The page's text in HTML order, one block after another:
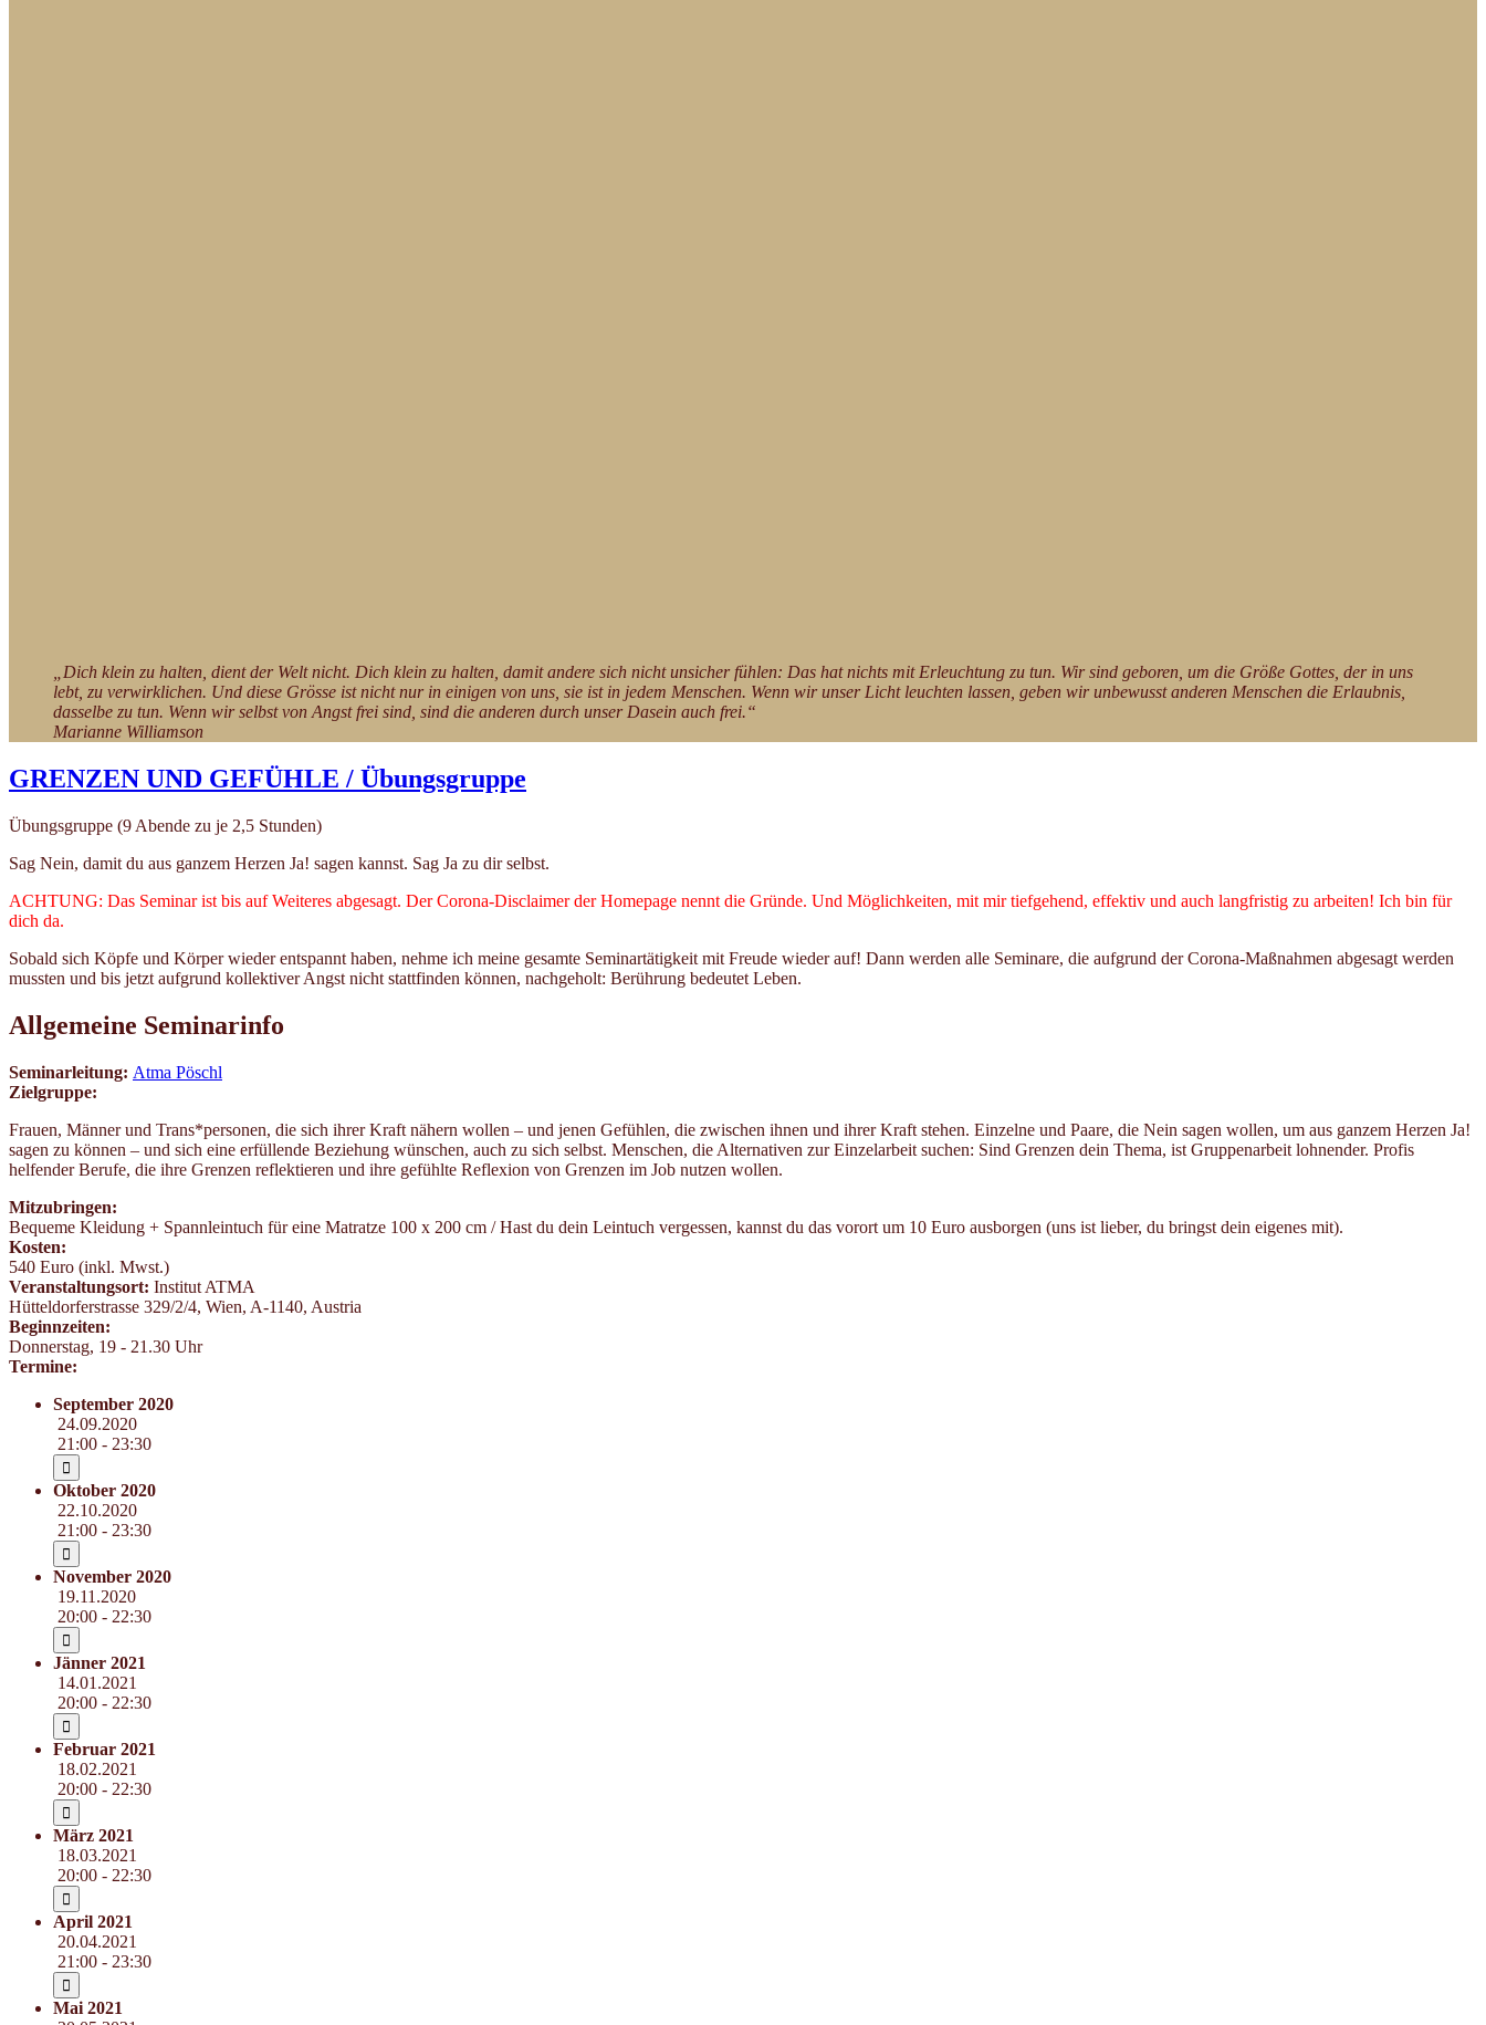
„Dich klein zu halten, dient der Welt nicht. Dich klein zu halten, damit andere sich nicht unsicher fühlen: Das hat nichts mit Erleuchtung zu tun. Wir sind geboren, um die Größe Gottes, der in uns
lebt, zu verwirklichen. Und diese Grösse ist nicht nur in einigen von uns, sie ist in jedem Menschen. Wenn wir unser Licht leuchten lassen, geben wir unbewusst anderen Menschen die Erlaubnis,
dasselbe zu tun. Wenn wir selbst von Angst frei sind, sind die anderen durch unser Dasein auch frei.“
Marianne Williamson
GRENZEN UND GEFÜHLE / Übungsgruppe
Übungsgruppe (9 Abende zu je 2,5 Stunden)
Sag Nein, damit du aus ganzem Herzen Ja! sagen kannst. Sag Ja zu dir selbst.
ACHTUNG: Das Seminar ist bis auf Weiteres abgesagt. Der Corona-Disclaimer der Homepage nennt die Gründe. Und Möglichkeiten, mit mir tiefgehend, effektiv und auch langfristig zu arbeiten! Ich bin für
dich da.
Sobald sich Köpfe und Körper wieder entspannt haben, nehme ich meine gesamte Seminartätigkeit mit Freude wieder auf! Dann werden alle Seminare, die aufgrund der Corona-Maßnahmen abgesagt werden
mussten und bis jetzt aufgrund kollektiver Angst nicht stattfinden können, nachgeholt: Berührung bedeutet Leben.
Allgemeine Seminarinfo
Seminarleitung: Atma Pöschl
Zielgruppe:
Frauen, Männer und Trans*personen, die sich ihrer Kraft nähern wollen – und jenen Gefühlen, die zwischen ihnen und ihrer Kraft stehen. Einzelne und Paare, die Nein sagen wollen, um aus ganzem Herzen Ja!
sagen zu können – und sich eine erfüllende Beziehung wünschen, auch zu sich selbst. Menschen, die Alternativen zur Einzelarbeit suchen: Sind Grenzen dein Thema, ist Gruppenarbeit lohnender. Profis
helfender Berufe, die ihre Grenzen reflektieren und ihre gefühlte Reflexion von Grenzen im Job nutzen wollen.
Mitzubringen:
Bequeme Kleidung + Spannleintuch für eine Matratze 100 x 200 cm / Hast du dein Leintuch vergessen, kannst du das vorort um 10 Euro ausborgen (uns ist lieber, du bringst dein eigenes mit).
Kosten:
540 Euro (inkl. Mwst.)
Veranstaltungsort: Institut ATMA
Hütteldorferstrasse 329/2/4, Wien, A-1140, Austria
Beginnzeiten:
Donnerstag, 19 - 21.30 Uhr
Termine:
September 2020
24.09.2020
21:00 - 23:30
Oktober 2020
22.10.2020
21:00 - 23:30
November 2020
19.11.2020
20:00 - 22:30
Jänner 2021
14.01.2021
20:00 - 22:30
Februar 2021
18.02.2021
20:00 - 22:30
März 2021
18.03.2021
20:00 - 22:30
April 2021
20.04.2021
21:00 - 23:30
Mai 2021